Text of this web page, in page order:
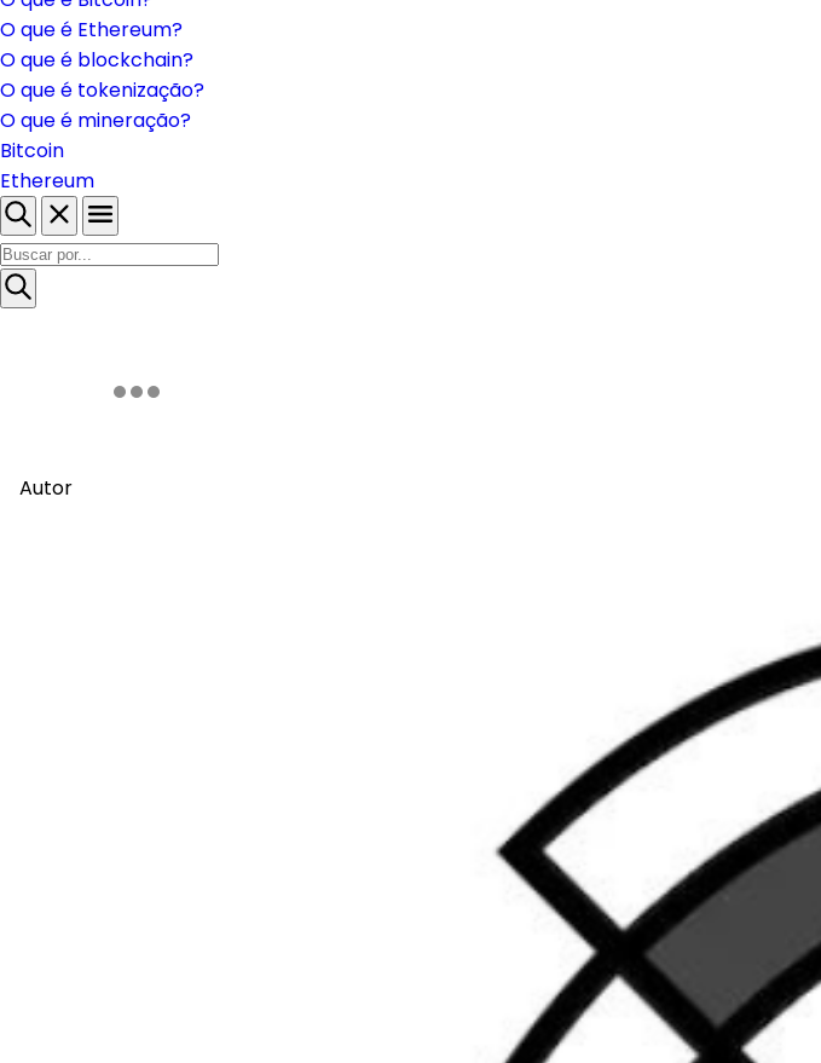
O que é Ethereum?
O que é blockchain?
O que é tokenização?
O que é mineração?
Bitcoin
Ethereum
Autor